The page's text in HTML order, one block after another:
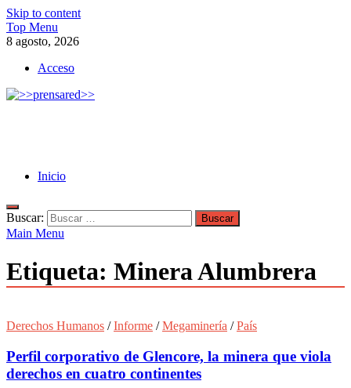
Skip to content
Top Menu
8 agosto, 2026
Acceso
Inicio
Buscar:
Main Menu
Etiqueta: Minera Alumbrera
Derechos Humanos /Informe /Megaminería /País
Perfil corporativo de Glencore, la minera que viola
derechos en cuatro continentes